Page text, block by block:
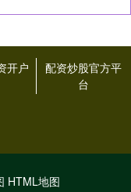
开户
配资炒股官方平
台
HTML地图